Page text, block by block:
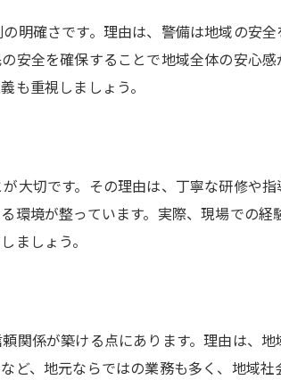
就業を目指す
やりがい
安心と充実感
る瞬間とは
員の使命感
いを見つける
の大切なポイント
の働き方とは
確さです。理由は、警備は地域の安全
安全を確保することで地域全体の安心
も重視しましょう。
大切です。その理由は、丁寧な研修や
環境が整っています。実際、現場での
ましょう。
関係が築ける点にあります。理由は、
、地元ならではの業務も多く、地域社